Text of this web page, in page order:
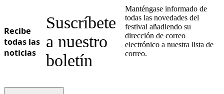
Recibe
todas las
noticias
Suscríbete
a nuestro
boletín
Manténgase informado de
todas las novedades del
festival añadiendo su
dirección de correo
electrónico a nuestra lista de
correo.